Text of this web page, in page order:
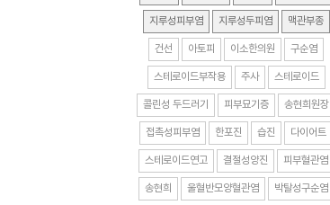
지루성피부염 지루성두피염 맥관부종
건선 아토피 이소한의원 구순염
스테로이드부작용 주사 스테로이드
콜린성 두드러기 피부묘기증 송현희원장
접촉성피부염 한포진 습진 다이어트
스테로이드연고 결절성양진 피부혈관염
송현희 울혈반모양혈관염 박탈성구순염